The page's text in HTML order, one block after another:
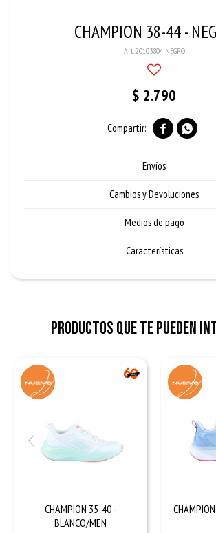
CHAMPION 38-44 -
20103804 NEGRO
$ 2.790
 
Envíos
Cambios y Devoluciones
Medios de pago
Características
Productos que te pueden
CHAMPION 35-40 -
BLANCO/MEN